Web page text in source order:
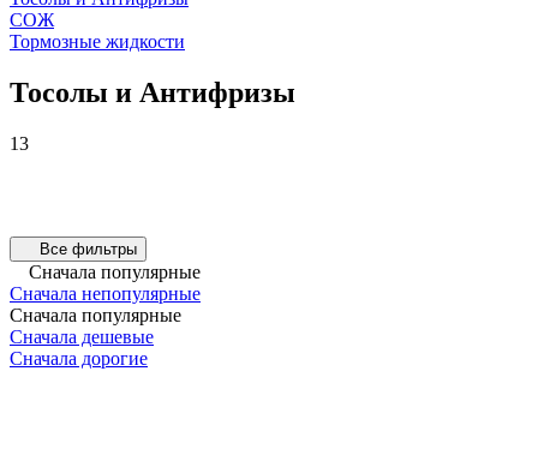
СОЖ
Тормозные жидкости
Тосолы и Антифризы
13
Все фильтры
Сначала популярные
Сначала непопулярные
Сначала популярные
Сначала дешевые
Сначала дорогие